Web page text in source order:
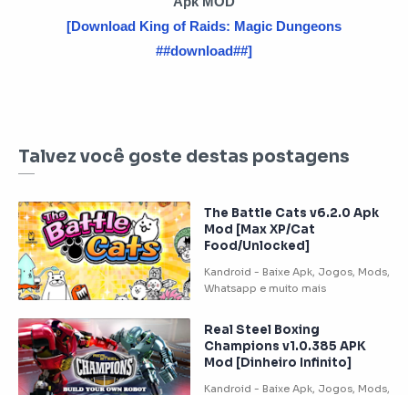
[Download King of Raids: Magic Dungeons
##download##]
Talvez você goste destas postagens
The Battle Cats v6.2.0 Apk
Mod [Max XP/Cat
Food/Unlocked]
Real Steel Boxing
Champions v1.0.385 APK
Mod [Dinheiro Infinito]